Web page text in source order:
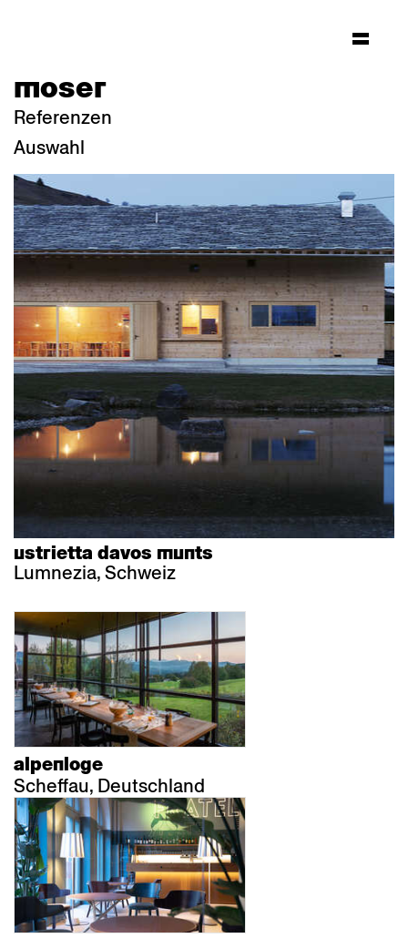
moser
Referenzen
Auswahl
ustrietta davos munts
Lumnezia, Schweiz
alpenloge
Scheffau, Deutschland